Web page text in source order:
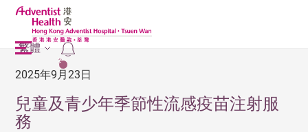
2
繁體
2025年9月23日
兒童及青少年季節性流感疫苗注射服
務